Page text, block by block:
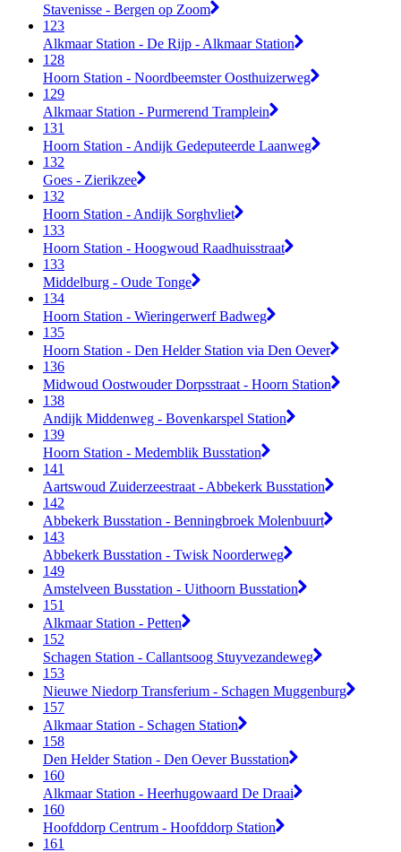
Stavenisse - Bergen op Zoom
123
Alkmaar Station - De Rijp - Alkmaar Station
128
Hoorn Station - Noordbeemster Oosthuizerweg
129
Alkmaar Station - Purmerend Tramplein
131
Hoorn Station - Andijk Gedeputeerde Laanweg
132
Goes - Zierikzee
132
Hoorn Station - Andijk Sorghvliet
133
Hoorn Station - Hoogwoud Raadhuisstraat
133
Middelburg - Oude Tonge
134
Hoorn Station - Wieringerwerf Badweg
135
Hoorn Station - Den Helder Station via Den Oever
136
Midwoud Oostwouder Dorpsstraat - Hoorn Station
138
Andijk Middenweg - Bovenkarspel Station
139
Hoorn Station - Medemblik Busstation
141
Aartswoud Zuiderzeestraat - Abbekerk Busstation
142
Abbekerk Busstation - Benningbroek Molenbuurt
143
Abbekerk Busstation - Twisk Noorderweg
149
Amstelveen Busstation - Uithoorn Busstation
151
Alkmaar Station - Petten
152
Schagen Station - Callantsoog Stuyvezandeweg
153
Nieuwe Niedorp Transferium - Schagen Muggenburg
157
Alkmaar Station - Schagen Station
158
Den Helder Station - Den Oever Busstation
160
Alkmaar Station - Heerhugowaard De Draai
160
Hoofddorp Centrum - Hoofddorp Station
161